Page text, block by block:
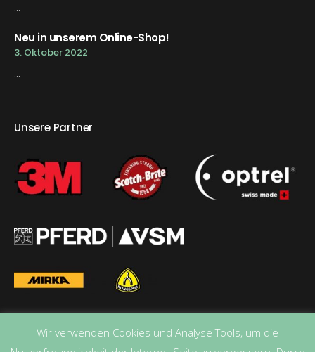
...
Neu in unserem Online-Shop!
3. Oktober 2022
...
Unsere Partner
Wir verwenden Cookies und Analyse Tools, um die